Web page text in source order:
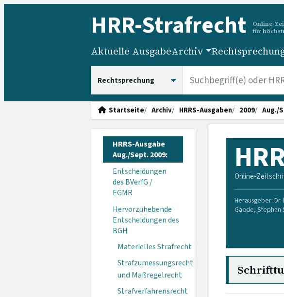
HRR-Strafrecht
Online-
für
Aktuelle AusgabeArchiv
Startseite Archiv HRRS-Ausgaben 2009 Aug./
HRRS-Ausgabe
Aug./Sept. 2009:
Entscheidungen
des BVerfG /
EGMR
Hervorzuhebende
Entscheidungen des
BGH
Materielles Strafrecht
Strafzumessungsrecht
und Maßregelrecht
Strafverfahrensrecht
Online-
Herausgeber:
Gaede, Stephan